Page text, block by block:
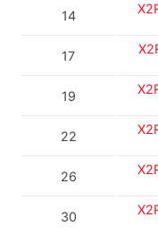
14
17
19
22
26
30